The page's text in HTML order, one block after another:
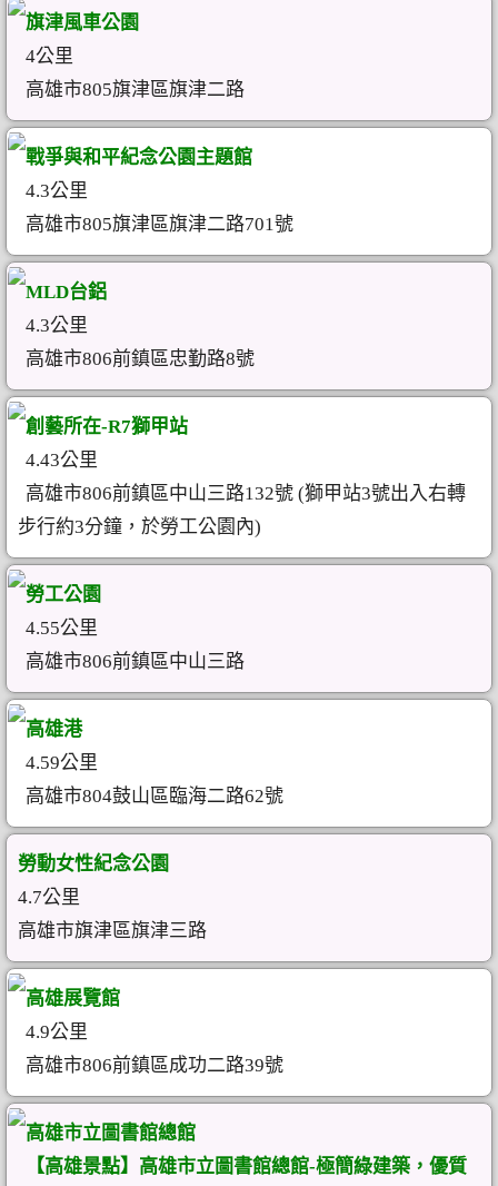
旗津風車公園
4公里
高雄市805旗津區旗津二路
戰爭與和平紀念公園主題館
4.3公里
高雄市805旗津區旗津二路701號
MLD台鋁
4.3公里
高雄市806前鎮區忠勤路8號
創藝所在-R7獅甲站
4.43公里
高雄市806前鎮區中山三路132號 (獅甲站3號出入右轉
步行約3分鐘，於勞工公園內)
勞工公園
4.55公里
高雄市806前鎮區中山三路
高雄港
4.59公里
高雄市804鼓山區臨海二路62號
勞動女性紀念公園
4.7公里
高雄市旗津區旗津三路
高雄展覽館
4.9公里
高雄市806前鎮區成功二路39號
高雄市立圖書館總館
【高雄景點】高雄市立圖書館總館-極簡綠建築，優質